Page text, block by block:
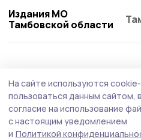
Издания МО
Тамбовской области
ООО «Агрономика»
запланированных
пестицидов и
На сайте используются
пользоваться данным
согласие на использование
с настоящим уведомлением
и Политикой